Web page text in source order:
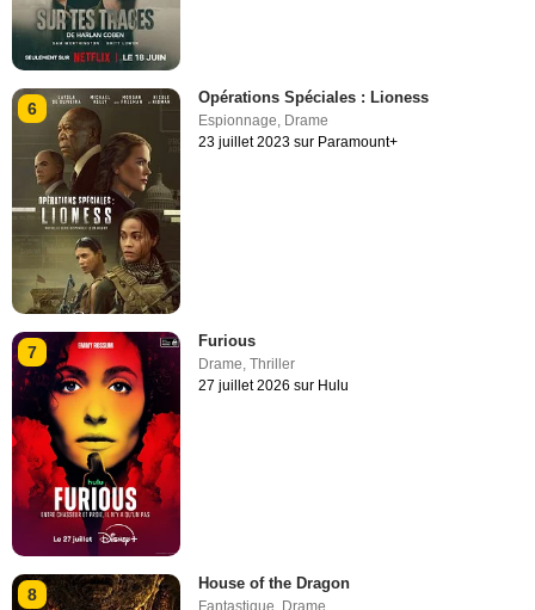
6
Opérations Spéciales : Lioness
Espionnage, Drame
23 juillet 2023 sur Paramount+
7
Furious
Drame ,Thriller
27 juillet 2026 sur Hulu
8
House of the Dragon
Fantastique Drame